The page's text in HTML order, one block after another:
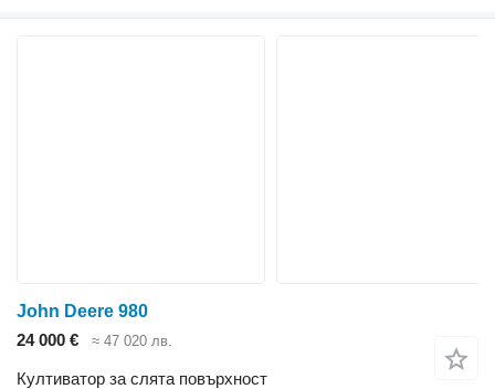
John Deere 980
24 000 €
≈ 47 020 лв.
Култиватор за слята повърхност